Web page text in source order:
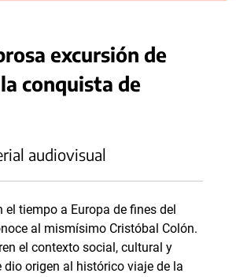
excursión de
conquista de
audiovisual
el tiempo a Europa de fines del
al mismísimo Cristóbal Colón.
el contexto social, cultural y
dio origen al histórico viaje de la